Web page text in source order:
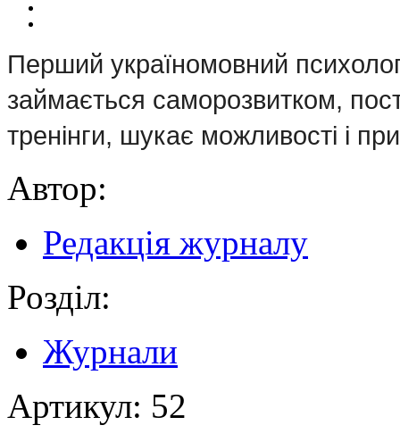
Перший україномовний
займається саморозвитком,
тренінги, шукає можливості і
Автор:
Редакція журналу
Розділ:
Журнали
Артикул: 52